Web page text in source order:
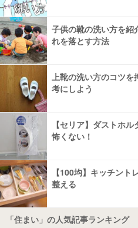
子供の靴の洗い方を紹
れを落とす方法
上靴の洗い方のコツを
考にしよう
【セリア】ダストホ
怖くない！
【100均】キッチント
整える
「住まい」の人気記事ランキング